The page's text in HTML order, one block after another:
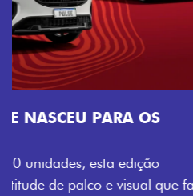
VISUAL COM ENERGIA
festival: série numerada,
soleira temática que
Previous
Next
Próximo